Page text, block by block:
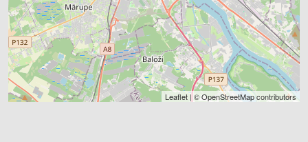
Leaflet| ©OpenStreetMapcontributors